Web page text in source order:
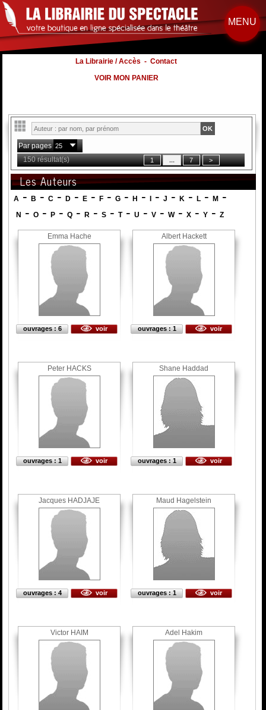
MENU
La Librairie / Accès -Contact
VOIR MON PANIER
Par pages
150 résultat(s)
Les Auteurs
A - B - C- D- E- F- G- H - - J - K - L- M-
N -O -P -Q -R -S -T-U -V -W-X -Y -Z
Emma Hache
ouvrages : 6 voir
Albert Hackett
ouvrages : 1 voir
Peter HACKS
ouvrages : 1 voir
Shane Haddad
ouvrages : 1 voir
Jacques HADJAJE
ouvrages : 4 voir
Maud Hagelstein
ouvrages : 1 voir
Victor HAIM Adel Hakim